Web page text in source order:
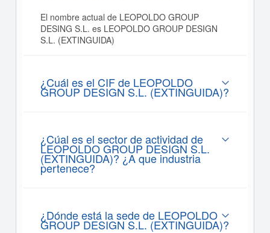
El nombre actual de LEOPOLDO GROUP
DESING S.L. es LEOPOLDO GROUP DESIGN
S.L. (EXTINGUIDA)
¿Cuál es el CIF de LEOPOLDO
GROUP DESIGN S.L. (EXTINGUIDA)?
¿Cúal es el sector de actividad de
LEOPOLDO GROUP DESIGN S.L.
(EXTINGUIDA)? ¿A que industria
pertenece?
¿Dónde está la sede de LEOPOLDO
GROUP DESIGN S.L. (EXTINGUIDA)?